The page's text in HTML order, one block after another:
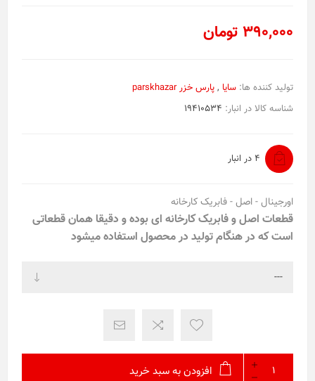
390,000 تومان
تولید کننده ها: سایا , پارس خزر parskhazar
شناسه کالا در انبار: 19410534
4 در انبار
اورجینال - اصل - فابریک کارخانه
قطعات اصل و فابریک کارخانه ای بوده و دقیقا همان قطعاتی
است که در هنگام تولید در محصول استفاده میشود
افزودن به سبد خرید